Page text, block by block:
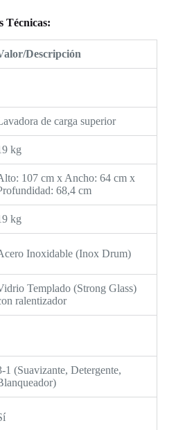
Técnicas:
Descripción
de carga superior
kg
107 cm x Ancho: 64 cm x
68,4 cm
kg
Inoxidable (Inox Drum)
Templado (Strong Glass)
ralentizador
1 (Suavizante, Detergente,